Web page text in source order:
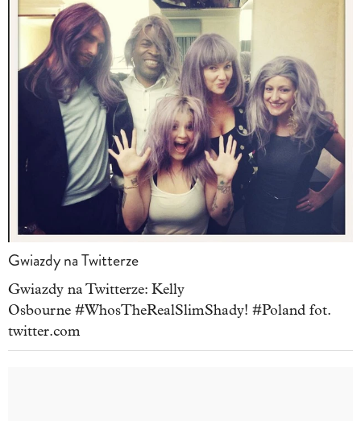
Gwiazdy na Twitterze
Gwiazdy na Twitterze: Kelly
Osbourne #WhosTheRealSlimShady! #Poland fot.
twitter.com